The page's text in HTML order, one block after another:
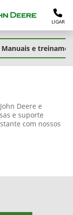
LIGAR
Manuais e
Deere e
e suporte
com nossos